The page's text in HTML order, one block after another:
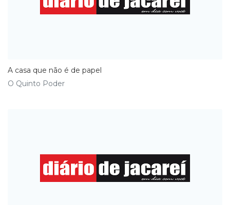
A casa que não é de papel
O Quinto Poder